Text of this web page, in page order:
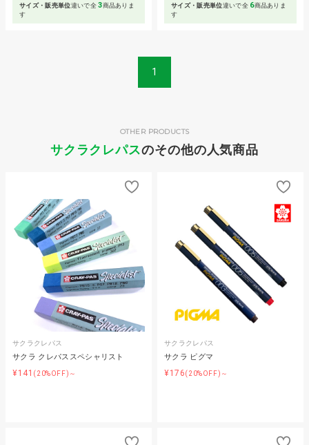
サイズ・販売単位違いで全3商品ありま
す
サイズ・販売単位違いで全 6商品ありま
す
1
サクラクレパスのその他の人気商品
OTHER PRODUCTS
サクラクレパス
サクラ クレパススペシャリスト
¥141 (20%OFF)～
サクラクレパス
サクラ ピグマ
¥176(20%OFF)～